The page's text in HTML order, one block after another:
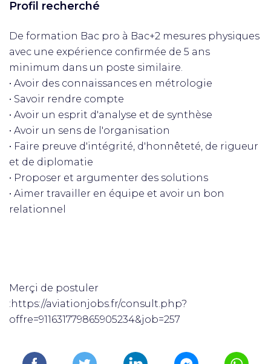
Profil recherché
De formation Bac pro à Bac+2 mesures physiques
avec une expérience confirmée de 5 ans
minimum dans un poste similaire.
• Avoir des connaissances en métrologie
• Savoir rendre compte
• Avoir un esprit d'analyse et de synthèse
• Avoir un sens de l'organisation
• Faire preuve d'intégrité, d'honnêteté, de rigueur
et de diplomatie
• Proposer et argumenter des solutions
• Aimer travailler en équipe et avoir un bon
relationnel
Merçi de postuler
:https://aviationjobs.fr/consult.php?
offre=911631779865905234&job=257